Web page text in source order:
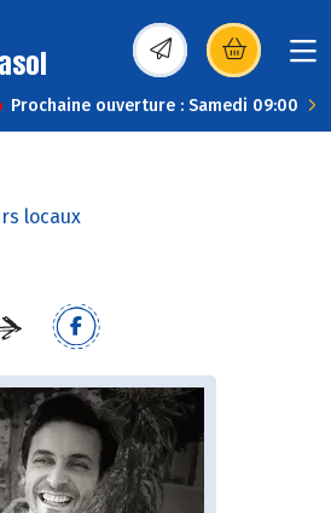
(s’ouvre dans une
Prochaine ouverture : Samedi 09:00
locaux